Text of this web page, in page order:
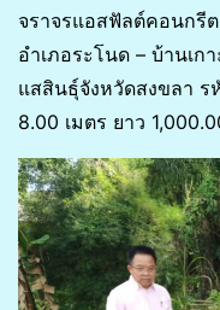
จราจรแอสฟัลต์คอนกรี
อำเภอระโนด – บ้านเ
แสสินธุ์จังหวัดสงขลา ร
8.00 เมตร ยาว